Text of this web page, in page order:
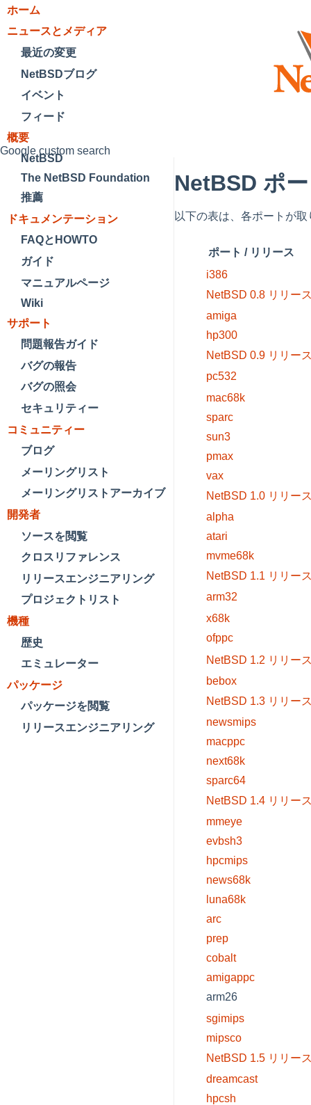
Google custom search
ホーム
ニュースとメディア
最近の変更
NetBSDブログ
イベント
フィード
概要
NetBSD
The NetBSD Foundation
推薦
ドキュメンテーション
FAQとHOWTO
ガイド
マニュアルページ
Wiki
サポート
問題報告ガイド
バグの報告
バグの照会
セキュリティー
コミュニティー
ブログ
メーリングリスト
メーリングリストアーカイブ
開発者
ソースを閲覧
クロスリファレンス
リリースエンジニアリング
プロジェクトリスト
機種
歴史
エミュレーター
パッケージ
パッケージを閲覧
リリースエンジニアリング
NetBSD ポ
以下の表は、各ポートが
ポート / リリース
i386
NetBSD 0.8 リリー
amiga
hp300
NetBSD 0.9 リリー
pc532
mac68k
sparc
sun3
pmax
vax
NetBSD 1.0 リリー
alpha
atari
mvme68k
NetBSD 1.1 リリー
arm32
x68k
ofppc
NetBSD 1.2 リリー
bebox
NetBSD 1.3 リリー
newsmips
macppc
next68k
sparc64
NetBSD 1.4 リリー
mmeye
evbsh3
hpcmips
news68k
luna68k
arc
prep
cobalt
amigappc
arm26
sgimips
mipsco
NetBSD 1.5 リリー
dreamcast
hpcsh